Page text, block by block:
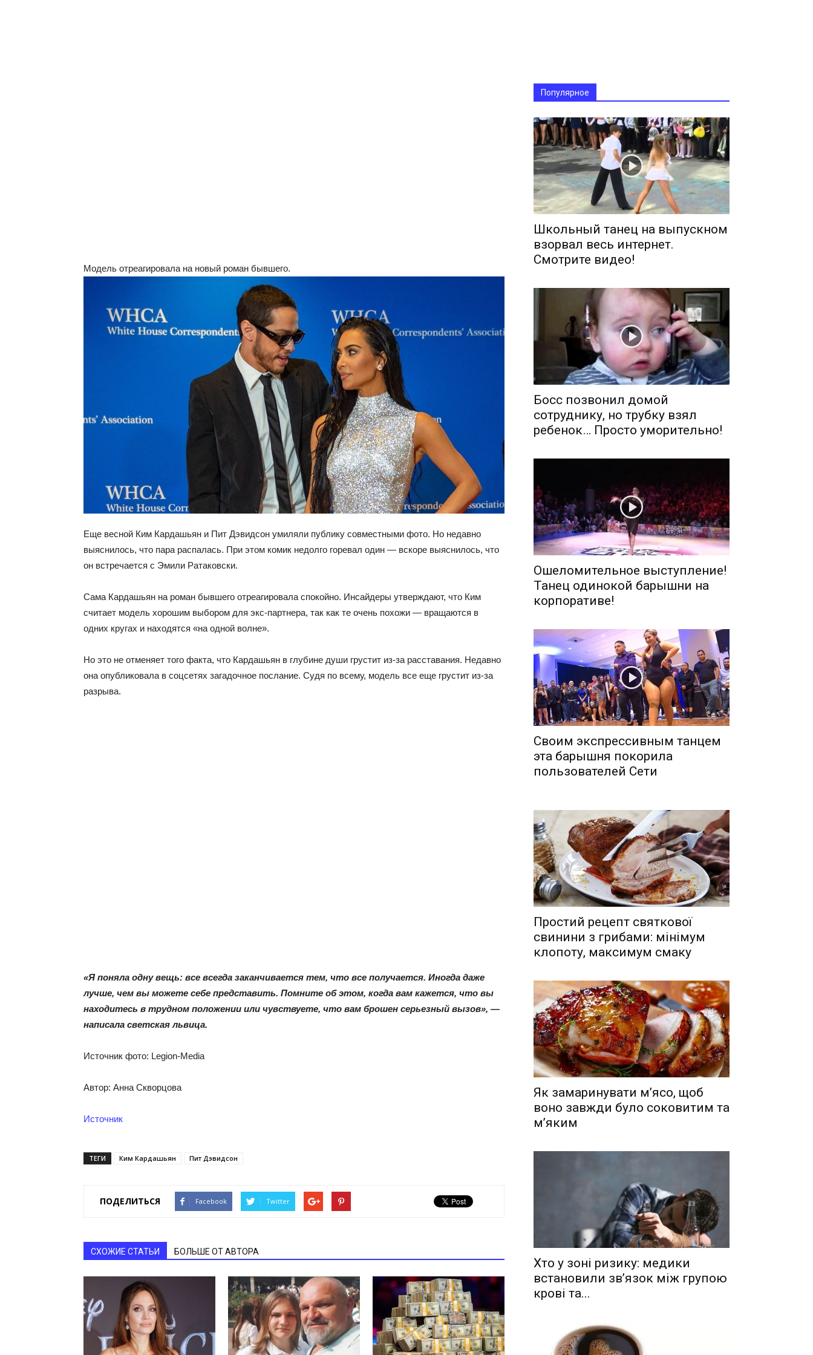
Модель отреагировала на новый роман бывшего.
Еще весной Ким Кардашьян и Пит Дэвидсон умиляли публику совместными фото. Но недавно
выяснилось, что пара распалась. При этом комик недолго горевал один — вскоре выяснилось, что
он встречается с Эмили Ратаковски.
Сама Кардашьян на роман бывшего отреагировала спокойно. Инсайдеры утверждают, что Ким
считает модель хорошим выбором для экс-партнера, так как те очень похожи — вращаются в
одних кругах и находятся «на одной волне».
Но это не отменяет того факта, что Кардашьян в глубине души грустит из-за расставания. Недавно
она опубликовала в соцсетях загадочное послание. Судя по всему, модель все еще грустит из-за
разрыва.
«Я поняла одну вещь: все всегда заканчивается тем, что все получается. Иногда даже
лучше, чем вы можете себе представить. Помните об этом, когда вам кажется, что вы
находитесь в трудном положении или чувствуете, что вам брошен серьезный вызов», —
написала светская львица.
Источник фото: Legion-Media
Автор: Анна Скворцова
Источник
ТЕГИ Ким Кардашьян Пит Дэвидсон
ПОДЕЛИТЬСЯ Facebook Twitter
СХОЖИЕ СТАТЬИ БОЛЬШЕ ОТ АВТОРА
Популярное
Школьный танец на выпускном
взорвал весь интернет.
Смотрите видео!
Босс позвонил домой
сотруднику, но трубку взял
ребенок… Просто уморительно!
Ошеломительное выступление!
Танец одинокой барышни на
корпоративе!
Своим экспрессивным танцем
эта барышня покорила
пользователей Сети
Простий рецепт святкової
свинини з грибами: мінімум
клопоту, максимум смаку
Як замаринувати м’ясо, щоб
воно завжди було соковитим та
м’яким
Хто у зоні ризику: медики
встановили зв’язок між групою
крові та...